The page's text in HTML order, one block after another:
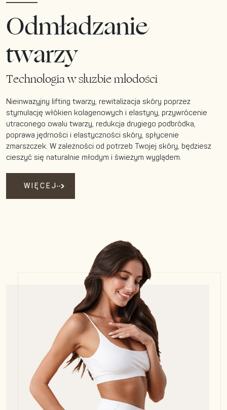
Odmładzanie
twarzy
Technologia w służbie młodości
Nieinwazyjny lifting twarzy, rewitalizacja skóry poprzez
stymulację włókien kolagenowych i elastyny, przywrócenie
utraconego owalu twarzy, redukcja drugiego podbródka,
poprawa jędrności i elastyczności skóry, spłycenie
zmarszczek. W zależności od potrzeb Twojej skóry, będziesz
cieszyć się naturalnie młodym i świeżym wyglądem.
WIĘCEJ